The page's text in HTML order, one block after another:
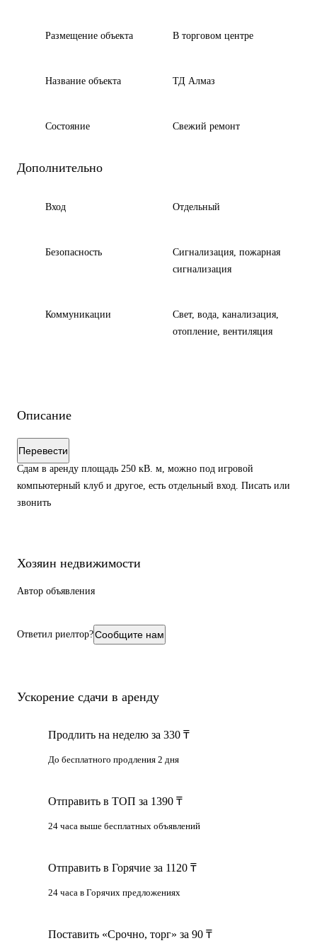
Размещение объекта В торговом центре
Название объекта ТД Алмаз
Состояние Cвежий ремонт
Дополнительно
Вход Отдельный
Безопасность
Сигнализация, пожарная
сигнализация
Коммуникации
Свет, вода, канализация,
отопление, вентиляция
Описание
Перевести
Сдам в аренду площадь 250 кВ. м, можно под игровой
компьютерный клуб и другое, есть отдельный вход. Писать или
звонить
Хозяин недвижимости
Автор объявления
Ответил риелтор?Сообщите нам
Ускорение сдачи в аренду
Продлить на неделю за 330 ₸
До бесплатного продления 2 дня
Отправить в ТОП за 1390 ₸
24 часа выше бесплатных объявлений
Отправить в Горячие за 1120 ₸
24 часа в Горячих предложениях
Поставить «Срочно, торг» за 90 ₸